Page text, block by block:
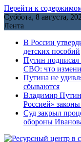
Перейти к
Суббота, 8 августа,
Лента
В России
детских пособий
Путин подписал
СВО: что
Путина не
сбываются
Владимир
Россией»
Cуд закрыл
обороны